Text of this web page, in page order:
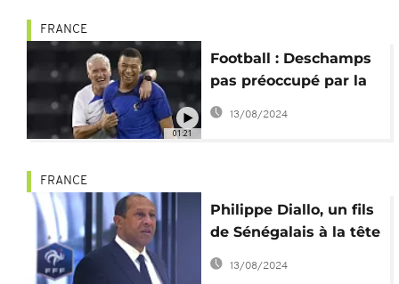
01:21
FRANCE
Football : Deschamps
pas préoccupé par la
situation de Mbappé
au PSG
13/08/2024
FRANCE
Philippe Diallo, un fils
de Sénégalais à la tête
du football français
13/08/2024